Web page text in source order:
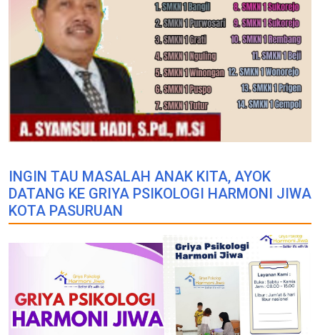
INGIN TAU MASALAH ANAK KITA, AYOK
DATANG KE GRIYA PSIKOLOGI HARMONI JIWA
KOTA PASURUAN